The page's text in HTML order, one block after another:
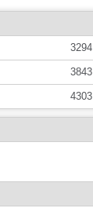
3294
3843
4303